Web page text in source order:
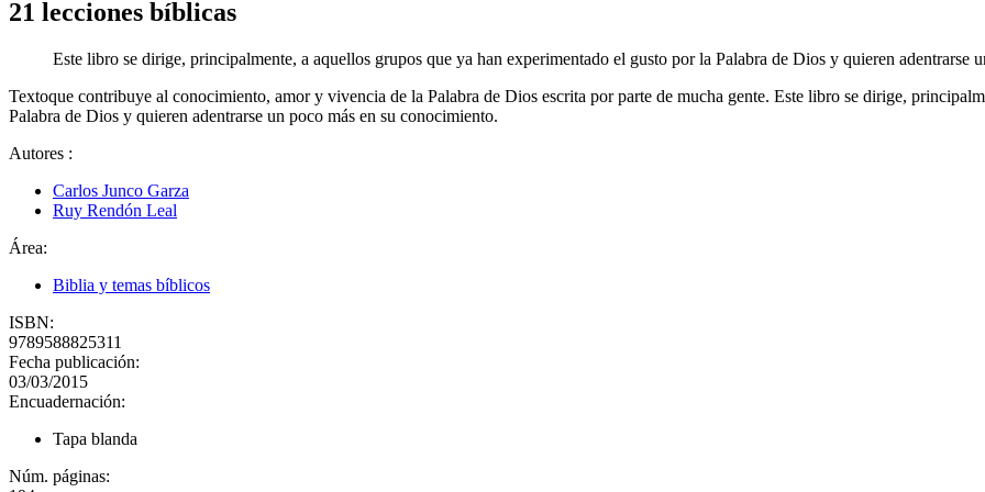
21 lecciones bíblicas
Este libro se dirige, principalmente, a aquellos grupos que ya han experimentado el gusto por la Palabra de Dios y quieren adentrarse
Textoque contribuye al conocimiento, amor y vivencia de la Palabra de Dios escrita por parte de mucha gente. Este libro se dirige,
Palabra de Dios y quieren adentrarse un poco más en su conocimiento.
Autores :
Carlos Junco Garza
Ruy Rendón Leal
Área:
Biblia y temas bíblicos
ISBN:
9789588825311
Fecha publicación:
03/03/2015
Encuadernación:
Tapa blanda
Núm. páginas: